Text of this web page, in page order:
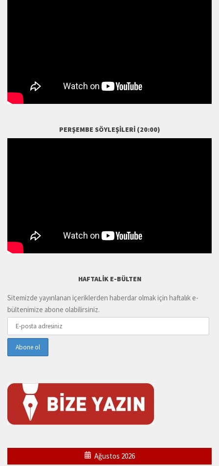
PERŞEMBE SÖYLEŞILERI (20:00)
HAFTALIK E-BÜLTEN
Sitemizde yayınlanan içeriklerden haberdar olmak için haftalık e-
bültenimize abone olabilirsiniz.
Ağustos 2026